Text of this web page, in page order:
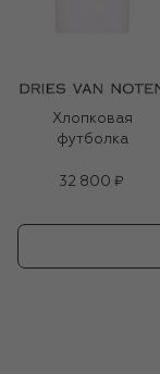
Хлопковая
футболка
32 800 ₽